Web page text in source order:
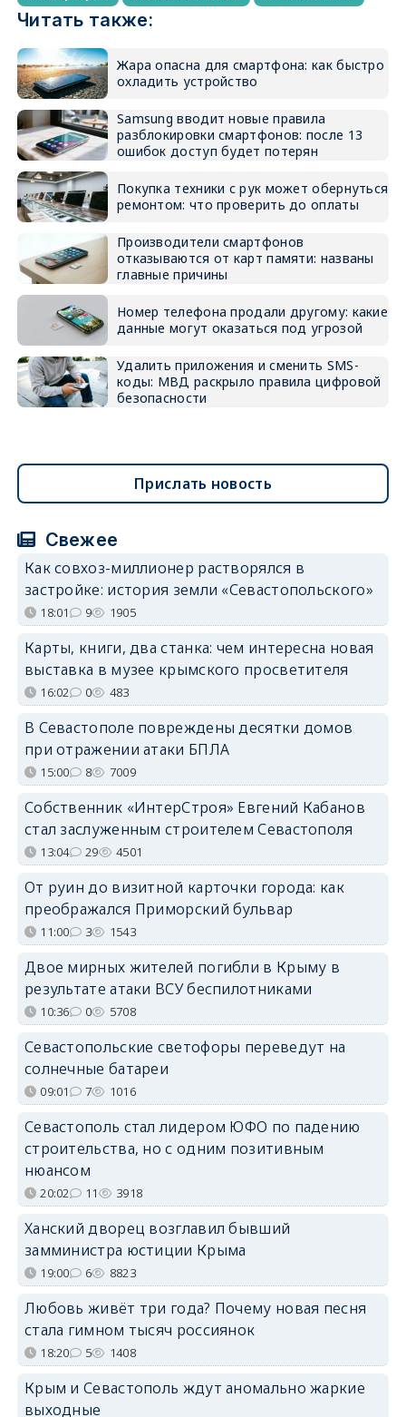
Читать также:
Жара опасна для смартфона: как быстро
охладить устройство
Samsung вводит новые правила
разблокировки смартфонов: после 13
ошибок доступ будет потерян
Покупка техники с рук может обернуться
ремонтом: что проверить до оплаты
Производители смартфонов
отказываются от карт памяти: названы
главные причины
Номер телефона продали другому: какие
данные могут оказаться под угрозой
Удалить приложения и сменить SMS-
коды: МВД раскрыло правила цифровой
безопасности
Прислать новость
Свежее
Как совхоз-миллионер растворялся в
застройке: история земли «Севастопольского»
18:01 9 1905
Карты, книги, два станка: чем интересна новая
выставка в музее крымского просветителя
16:02 0 483
В Севастополе повреждены десятки домов
при отражении атаки БПЛА
15:00 8 7009
Собственник «ИнтерСтроя» Евгений Кабанов
стал заслуженным строителем Севастополя
13:04 29 4501
От руин до визитной карточки города: как
преображался Приморский бульвар
11:00 3 1543
Двое мирных жителей погибли в Крыму в
результате атаки ВСУ беспилотниками
10:36 0 5708
Севастопольские светофоры переведут на
солнечные батареи
09:01 7 1016
Севастополь стал лидером ЮФО по падению
строительства, но с одним позитивным
нюансом
20:02 11 3918
Ханский дворец возглавил бывший
замминистра юстиции Крыма
19:00 6 8823
Любовь живёт три года? Почему новая песня
стала гимном тысяч россиянок
18:20 5 1408
Крым и Севастополь ждут аномально жаркие
выходные